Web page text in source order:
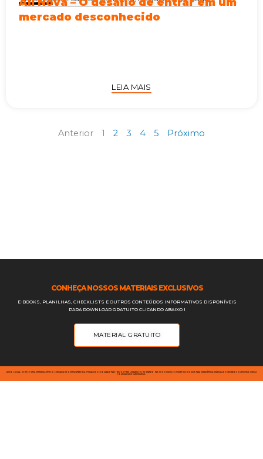
mercado desconhecido
LEIA MAIS
Anterior 1 2 3 4 5 Próximo
CONHEÇA NOSSOS MATERIAIS EXCLUSIVOS
E-BOOKS, PLANILHAS, CHECKLISTS E OUTROS CONTEÚDOS INFORMATIVOS DISPONÍVEIS
PARA DOWNLOAD GRATUITO CLICANDO ABAIXO ⭣
MATERIAL GRATUITO
AVISO LEGAL: SOMOS UMA EMPRESA JÚNIOR OPERADA POR ESTUDANTES DA UFSCAR DE SOROCABA E NÃO TEMOS FINS LUCRATIVOS; PORTANTO, NOSSOS SERVIÇOS VISAM PROPORCIONAR EXPERIÊNCIA PRÁTICA AOS MEMBROS E DESENVOLVER A
COMUNIDADE EMPRESARIAL.